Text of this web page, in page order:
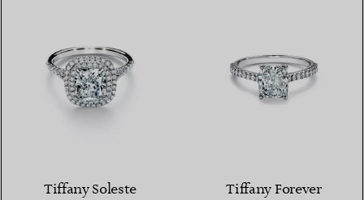
Tiffany Soleste Tiffany Forever